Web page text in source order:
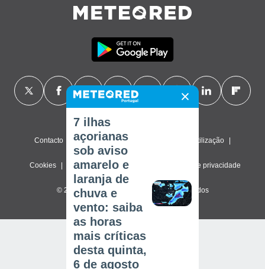
Contacto Sobre nós Termos de utilização
Cookies Política de privacidade Definições de privacidade
© 2026 Meteored. Todos os direitos reservados
7 ilhas
açorianas
sob aviso
amarelo e
laranja de
chuva e
vento: saiba
as horas
mais críticas
desta quinta,
6 de agosto